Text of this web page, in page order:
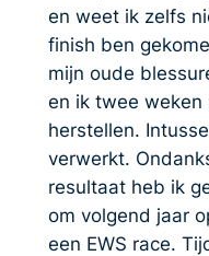
en weet ik zelfs
finish ben
mijn oude
en ik twee
herstellen.
verwerkt.
resultaat heb ik
om volgend jaar
een EWS race.